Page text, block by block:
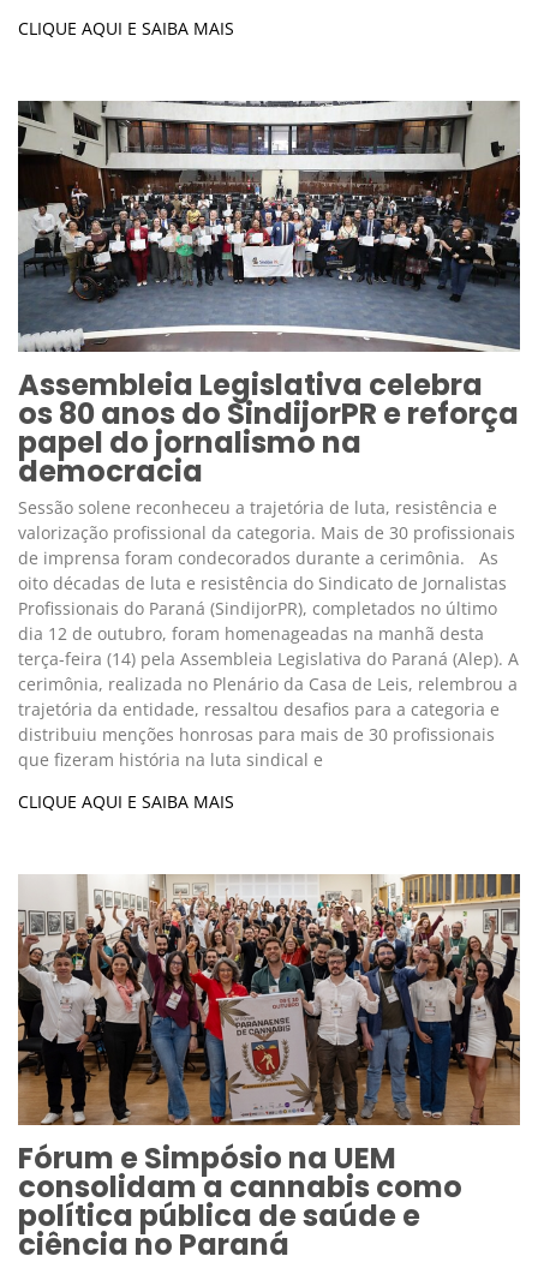
CLIQUE AQUI E SAIBA MAIS
Assembleia Legislativa celebra
os 80 anos do SindijorPR e reforça
papel do jornalismo na
democracia
Sessão solene reconheceu a trajetória de luta, resistência e
valorização profissional da categoria. Mais de 30 profissionais
de imprensa foram condecorados durante a cerimônia. As
oito décadas de luta e resistência do Sindicato de Jornalistas
Profissionais do Paraná (SindijorPR), completados no último
dia 12 de outubro, foram homenageadas na manhã desta
terça-feira (14) pela Assembleia Legislativa do Paraná (Alep). A
cerimônia, realizada no Plenário da Casa de Leis, relembrou a
trajetória da entidade, ressaltou desafios para a categoria e
distribuiu menções honrosas para mais de 30 profissionais
que fizeram história na luta sindical e
CLIQUE AQUI E SAIBA MAIS
Fórum e Simpósio na UEM
consolidam a cannabis como
política pública de saúde e
ciência no Paraná